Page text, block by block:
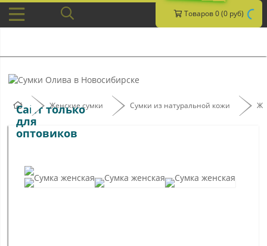
Товаров 0 (0 руб)
Сайт только
для
оптовиков
Женские сумки Сумки из натуральной кожи